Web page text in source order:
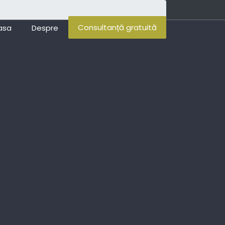
Despre Consultanță gratuită